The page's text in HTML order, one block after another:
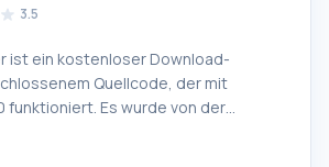
suchen in
3.5
ist ein kostenloser Download-
Quellcode, der mit
funktioniert. Es wurde von der
Für alle anderen Benutzer wird